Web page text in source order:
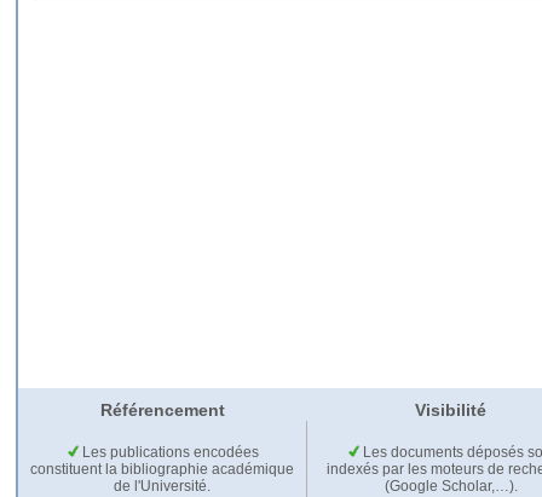
Référencement Visibilité
Les publications encodées
constituent la bibliographie académique
de l'Université.
Les documents déposés
indexés par les moteurs de
(Google Scholar,…).